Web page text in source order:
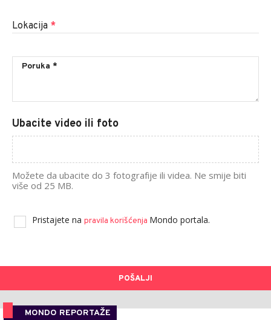
Lokacija *
Ubacite video ili foto
Možete da ubacite do 3 fotografije ili videa. Ne smije biti
više od 25 MB.
Pristajete na pravila korišćenja Mondo portala.
POŠALJI
MONDO REPORTAŽE